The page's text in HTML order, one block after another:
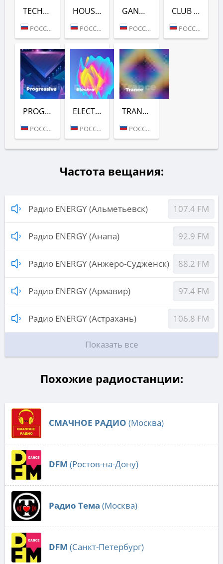
TECHNO (РАДИО ENERGY)
РОССИЯ (МОСКВА)
HOUSE (РАДИО ENERGY)
РОССИЯ (МОСКВА)
GANGSTA & HIP-HOP (РАДИО ENERGY)
РОССИЯ (МОСКВА)
CLUB DANCE (РАДИО ENERGY)
РОССИЯ (МОСКВА)
PROGRESSIVE (РАДИО ENERGY)
РОССИЯ (МОСКВА)
ELECTRO (РАДИО ENERGY)
РОССИЯ (МОСКВА)
TRANCE (РАДИО ENERGY)
РОССИЯ (МОСКВА)
Частота вещания:
Радио ENERGY (Альметьевск) 107.4 FM
Радио ENERGY (Анапа) 92.9 FM
Радио ENERGY (Анжеро-Судженск) 88.2 FM
Радио ENERGY (Армавир) 97.4 FM
Радио ENERGY (Астрахань) 106.8 FM
Показать все
Похожие радиостанции:
СМАЧНОЕ РАДИО (Москва)
DFM (Ростов-на-Дону)
Радио Тема (Москва)
DFM (Санкт-Петербург)